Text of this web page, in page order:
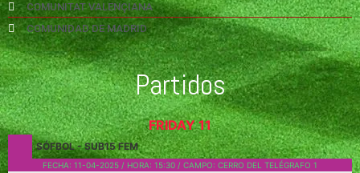
COMUNITAT VALENÇIANA
COMUNIDAD DE MADRID
Partidos
FRIDAY 11
SÓFBOL-SUB15 FEM
FECHA: 11-04-2025 / HORA: 15:30 / CAMPO: CERRO DEL TELÉGRAFO 1